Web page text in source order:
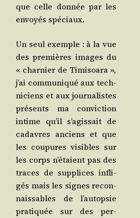
que celle don­née par les
envoyés spéciaux.
Un seul exemple : à la vue
des pre­mières images du
« char­nier de Timi­soa­ra »,
j’ai com­mu­ni­qué aux tech­
ni­ciens et aux jour­na­listes
pré­sents ma convic­tion
intime qu’il s’a­gis­sait de
cadavres anciens et que
les cou­pures visibles sur
les corps n’é­taient pas des
traces de sup­plices infli­
gés mais les signes recon­
nais­sables de l’au­top­sie
pra­ti­quée sur des per­